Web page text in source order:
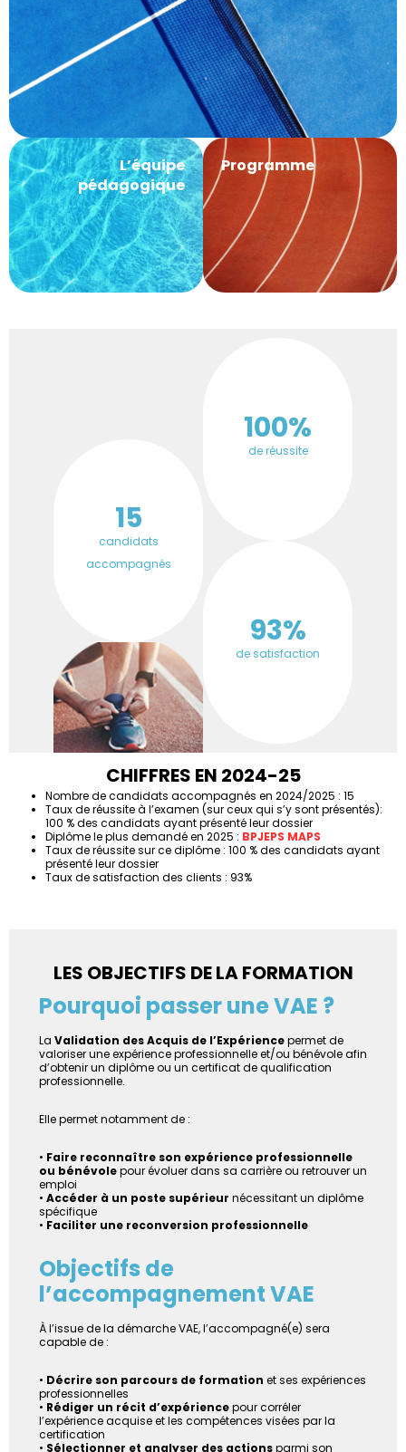
Programme
L’équipe
pédagogique
15
candidats
accompagnés
100%
de réussite
93%
de satisfaction
CHIFFRES EN 2024-25
Nombre de candidats accompagnés en 2024/2025 : 15
Taux de réussite à l’examen (sur ceux qui s’y sont présentés):
100 % des candidats ayant présenté leur dossier
Diplôme le plus demandé en 2025 : BPJEPS MAPS
Taux de réussite sur ce diplôme : 100 % des candidats ayant
présenté leur dossier
Taux de satisfaction des clients : 93%
LES OBJECTIFS DE LA FORMATION
Pourquoi passer une VAE ?
La Validation des Acquis de l’Expériencepermet de
valoriser une expérience professionnelle et/ou bénévole afin
d’obtenir un diplôme ou un certificat de qualification
professionnelle.
Elle permet notamment de :
• Faire reconnaître son expérience professionnelle
ou bénévolepour évoluer dans sa carrière ou retrouver un
emploi
• Accéder à un poste supérieur nécessitant un diplôme
spécifique
• Faciliter une reconversion professionnelle
Objectifs de
l’accompagnement VAE
À l’issue de la démarche VAE, l’accompagné(e) sera
capable de :
• Décrire son parcours de formation et ses expériences
professionnelles
• Rédiger un récit d’expériencepour corréler
l’expérience acquise et les compétences visées par la
certification
• Sélectionner et analyser des actionsparmi son